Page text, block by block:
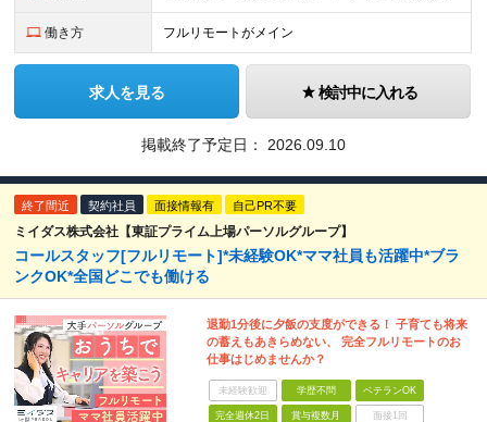
働き方 フルリモートがメイン
求人を見る 検討中に入れる
掲載終了予定日： 2026.09.10
終了間近 契約社員 面接情報有 自己PR不要
ミイダス株式会社【東証プライム上場パーソルグループ】
コールスタッフ[フルリモート]*未経験OK*ママ社員も活躍中*ブラ
ンクOK*全国どこでも働ける
退勤1分後に夕飯の支度ができる！ 子育ても将来
の蓄えもあきらめない、 完全フルリモートのお
仕事はじめませんか？
未経験歓迎 学歴不問 ベテランOK
完全週休2日 賞与複数月 面接1回